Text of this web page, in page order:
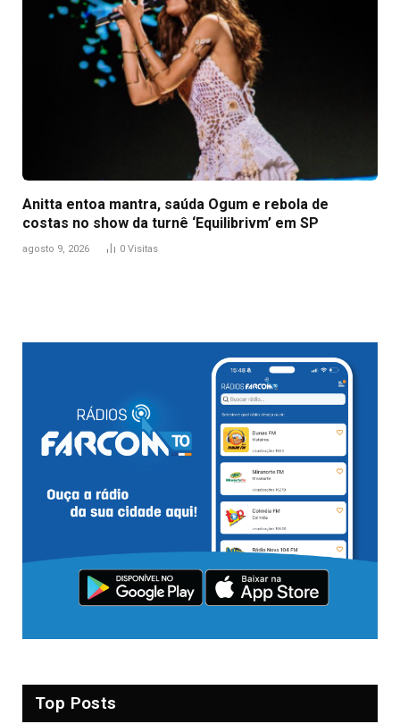
Anitta entoa mantra, saúda Ogum e rebola de
costas no show da turnê ‘Equilibrivm’ em SP
agosto 9, 2026 0 Visitas
Top Posts